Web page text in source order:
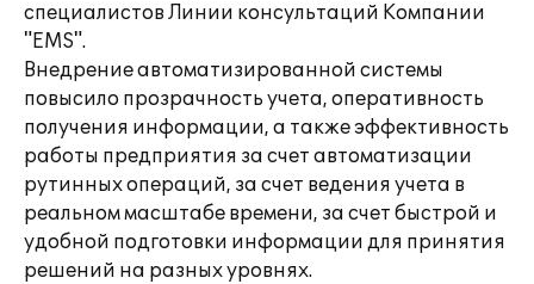
специалистов Линии консультаций Компании
"EMS".
Внедрение автоматизированной системы
повысило прозрачность учета, оперативность
получения информации, а также эффективность
работы предприятия за счет автоматизации
рутинных операций, за счет ведения учета в
реальном масштабе времени, за счет быстрой и
удобной подготовки информации для принятия
решений на разных уровнях.